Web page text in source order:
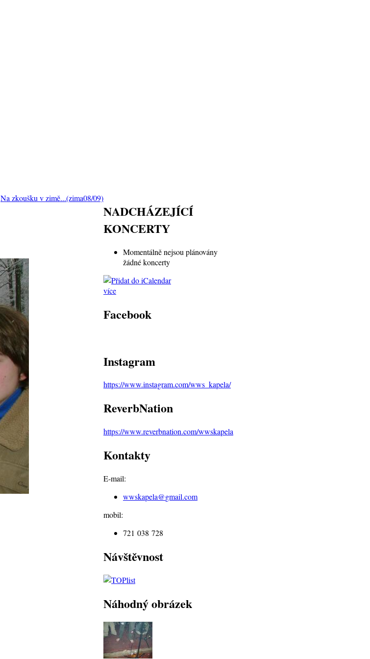
Na zkoušku v zimě...(zima08/09)
NADCHÁZEJÍCÍ
KONCERTY
Momentálně nejsou plánovány
žádné koncerty
více
Facebook
Instagram
https://www.instagram.com/wws_kapela/
ReverbNation
https://www.reverbnation.com/wwskapela
Kontakty
E-mail:
wwskapela@gmail.com
mobil:
721 038 728
Návštěvnost
Náhodný obrázek